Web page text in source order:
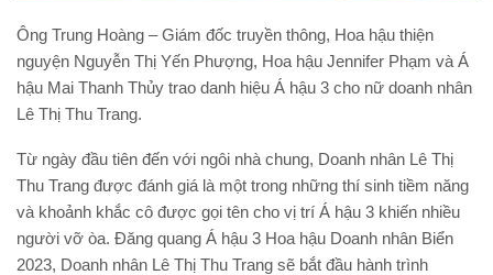
Ông Trung Hoàng – Giám đốc truyền thông, Hoa hậu thiện
nguyện Nguyễn Thị Yến Phượng, Hoa hậu Jennifer Phạm và Á
hậu Mai Thanh Thủy trao danh hiệu Á hậu 3 cho nữ doanh nhân
Lê Thị Thu Trang.
Từ ngày đầu tiên đến với ngôi nhà chung, Doanh nhân Lê Thị
Thu Trang được đánh giá là một trong những thí sinh tiềm năng
và khoảnh khắc cô được gọi tên cho vị trí Á hậu 3 khiến nhiều
người vỡ òa. Đăng quang Á hậu 3 Hoa hậu Doanh nhân Biển
2023, Doanh nhân Lê Thị Thu Trang sẽ bắt đầu hành trình